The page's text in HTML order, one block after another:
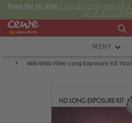
Kjøp for 10 000,- og få verdisjekk på
CEWE
Fre:
20:00
E-
MENY
KAMERA
FOTOTILBEHØR
NiSi IRND Filter Long Exposure Kit